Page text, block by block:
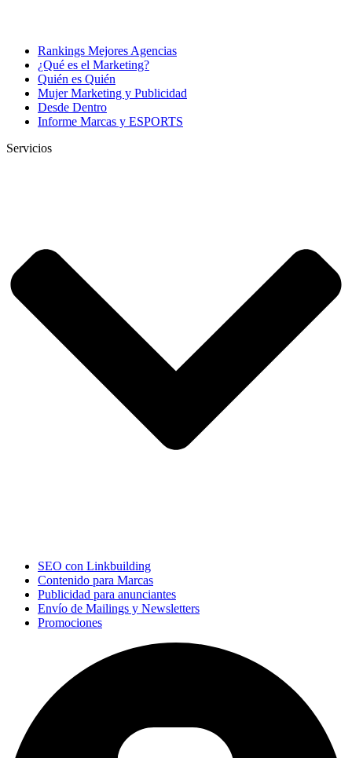
Rankings Mejores Agencias
¿Qué es el Marketing?
Quién es Quién
Mujer Marketing y Publicidad
Desde Dentro
Informe Marcas y ESPORTS
Servicios
SEO con Linkbuilding
Contenido para Marcas
Publicidad para anunciantes
Envío de Mailings y Newsletters
Promociones